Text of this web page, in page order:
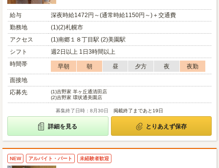
給与
深夜時給1472円～(通常時給1150円～)＋交通費
勤務地
(1)(2)札幌市
アクセス
(1)南郷１８丁目駅 (2)美園駅
シフト
週2日以上 1日3時間以上
時間帯
早朝 朝 昼 夕方 夜
夜勤
面接地
応募先
(1)吉野家 羊ヶ丘通清田店
(2)吉野家 環状通美園店
募集終了日時：8月30日 掲載終了まであと19日
詳細を見る とりあえず保存
NEW アルバイト・パート 未経験者歓迎